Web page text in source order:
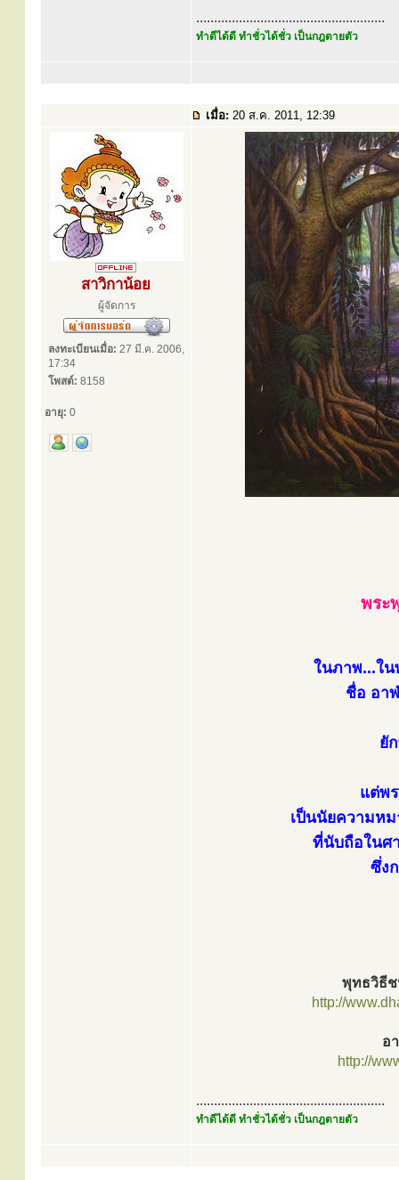
.....................................................
ทำดีได้ดี ทำชั่วได้ชั่ว เป็นกฎตายตัว
เมื่อ: 20 ส.ค. 2011, 12:39
สาวิกาน้อย
ผู้จัดการ
ลงทะเบียนเมื่อ: 27 มี.ค. 2006,
17:34
โพสต์: 8158
อายุ: 0
พระ
ในภาพ...ใน
ชื่อ อา
ยั
แต่พ
เป็นนัยความห
ที่นับถือในศ
ซึ่ง
พุทธวิธีช
http://
อ
http://
.....................................................
ทำดีได้ดี ทำชั่วได้ชั่ว เป็นกฎตายตัว